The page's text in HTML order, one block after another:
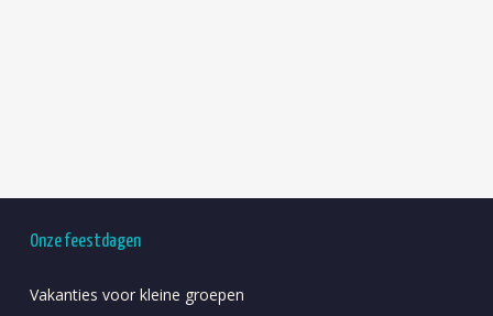
Onze feestdagen
Vakanties voor kleine groepen